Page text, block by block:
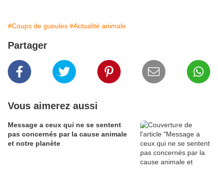
#Coups de gueules #Actualité animale
Partager
Vous aimerez aussi
Message a ceux qui ne se sentent
pas concernés par la cause animale
et notre planète